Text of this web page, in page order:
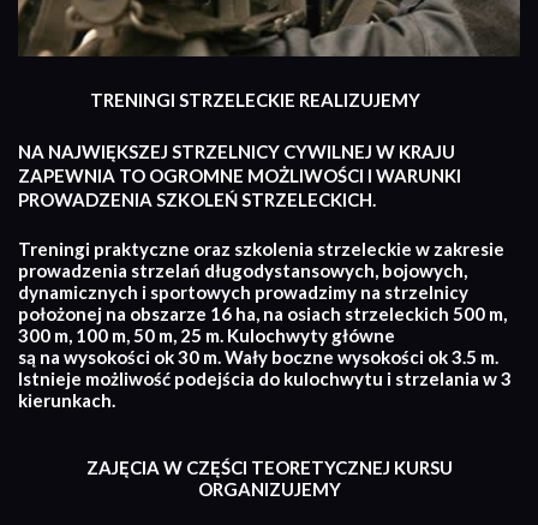
TRENINGI STRZELECKIE REALIZUJEMY
NA NAJWIĘKSZEJ STRZELNICY CYWILNEJ W KRAJU
ZAPEWNIA TO OGROMNE MOŻLIWOŚCI I WARUNKI
PROWADZENIA SZKOLEŃ STRZELECKICH.
Treningi praktyczne oraz szkolenia strzeleckie w zakresie
prowadzenia strzelań długodystansowych, bojowych,
dynamicznych i sportowych prowadzimy na strzelnicy
położonej na obszarze 16 ha, na osiach strzeleckich 500 m,
300 m, 100 m, 50 m, 25 m. Kulochwyty główne
są na wysokości ok 30 m. Wały boczne wysokości ok 3.5 m.
Istnieje możliwość podejścia do kulochwytu i strzelania w 3
kierunkach.
ZAJĘCIA W CZĘŚCI TEORETYCZNEJ KURSU
ORGANIZUJEMY